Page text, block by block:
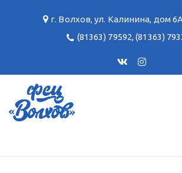
г. Волхов,ул. Калинина, дом
(81363) 79592,(81363)